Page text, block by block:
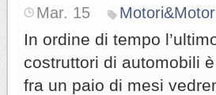
Mar. 15
In ordine di tempo
costruttori di automobili
fra un paio di mesi